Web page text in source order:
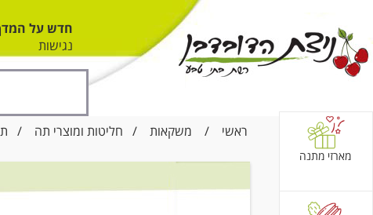
חדש על
נגישות
ראשי / משקאות / חליטות ומוצרי תה / תה
מארזי מתנה